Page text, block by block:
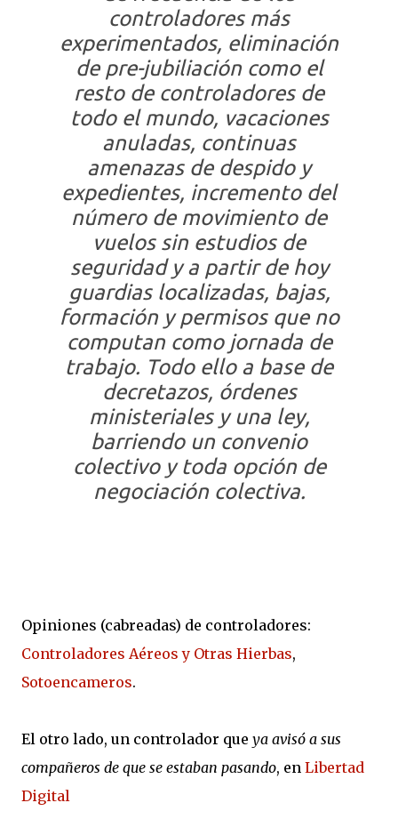
controladores más
experimentados, eliminación
de pre-jubiliación como el
resto de controladores de
todo el mundo, vacaciones
anuladas, continuas
amenazas de despido y
expedientes, incremento del
número de movimiento de
vuelos sin estudios de
seguridad y a partir de hoy
guardias localizadas, bajas,
formación y permisos que no
computan como jornada de
trabajo. Todo ello a base de
decretazos, órdenes
ministeriales y una ley,
barriendo un convenio
colectivo y toda opción de
negociación colectiva.
Opiniones (cabreadas) de controladores:
Controladores Aéreos y Otras Hierbas,
Sotoencameros.
El otro lado, un controlador que ya avisó a sus
compañeros de que se estaban pasando, en Libertad
Digital